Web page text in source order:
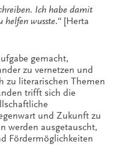
Ich habe damit
helfen wusste.“ [Herta
gemacht,
zu vernetzen und
zu literarischen Themen
trifft sich die
und Zukunft zu
werden ausgetauscht,
Fördermöglichkeiten